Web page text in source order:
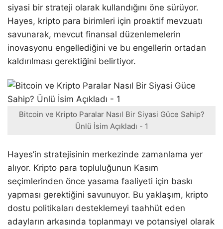
siyasi bir strateji olarak kullandığını öne sürüyor.
Hayes, kripto para birimleri için proaktif mevzuatı
savunarak, mevcut finansal düzenlemelerin
inovasyonu engellediğini ve bu engellerin ortadan
kaldırılması gerektiğini belirtiyor.
Bitcoin ve Kripto Paralar Nasıl Bir Siyasi Güce Sahip?
Ünlü İsim Açıkladı - 1
Hayes’in stratejisinin merkezinde zamanlama yer
alıyor. Kripto para topluluğunun Kasım
seçimlerinden önce yasama faaliyeti için baskı
yapması gerektiğini savunuyor. Bu yaklaşım, kripto
dostu politikaları desteklemeyi taahhüt eden
adayların arkasında toplanmayı ve potansiyel olarak